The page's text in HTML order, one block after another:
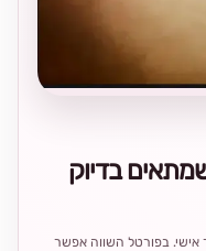
בדיוק
בפורטל השווה אפשר